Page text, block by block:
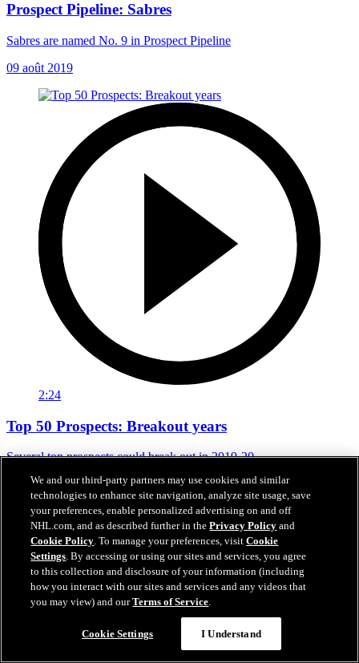
Prospect Pipeline: Sabres
Sabres are named No. 9 in Prospect Pipeline
09 août 2019
2:24
Top 50 Prospects: Breakout years
Several top prospects could break out in 2019-20
02 août 2019
We and our third-party partners may use cookies and similar
technologies to enhance site navigation, analyze site usage, save
your preferences, enable personalized advertising on and off
NHL.com, and as described further in thePrivacy Policy and
Cookie Policy. To manage your preferences, visitCookie
Settings. By accessing or using our sites and services, you agree
to this collection and disclosure of your information (including
how you interact with our sites and services and any videos that
you may view) and ourTerms of Service.
Cookie Settings I Understand